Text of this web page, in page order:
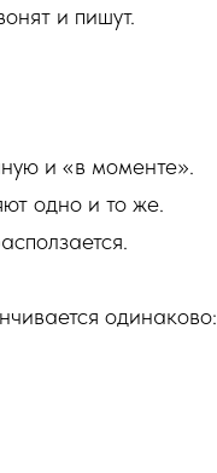
и пишут.
и «в моменте».
одно и то же.
одинаково: